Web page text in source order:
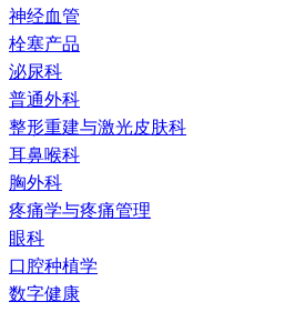
神经血管
栓塞产品
泌尿科
普通外科
整形重建与激光皮肤科
耳鼻喉科
胸外科
疼痛学与疼痛管理
眼科
口腔种植学
数字健康